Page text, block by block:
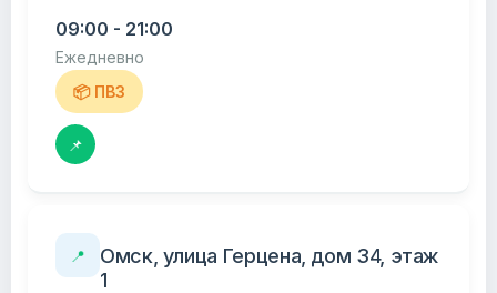
09:00 - 21:00
Ежедневно
📦 ПВЗ
📌
📍
Омск, улица Герцена, дом 34, этаж
1